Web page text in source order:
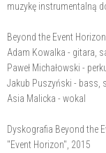
muzykę instrumentalną
Beyond the Event
Adam Kowalka - gitara,
Paweł Michałowski -
Jakub Puszyński - bass,
Asia Malicka - wokal
Dyskografia Beyond the
"Event Horizon", 2015